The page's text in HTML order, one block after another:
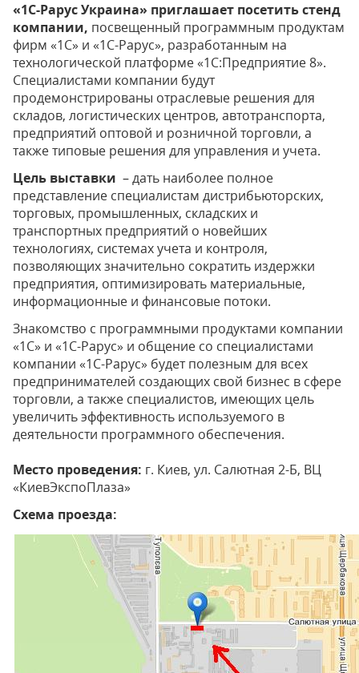
«1С-Рарус Украина» приглашает посетить стенд
компании, посвещенный программным продуктам
фирм «1С» и «1С-Рарус», разработанным на
технологической платформе «1С:Предприятие 8».
Специалистами компании будут
продемонстрированы отраслевые решения для
складов, логистических центров, автотранспорта,
предприятий оптовой и розничной торговли, а
также типовые решения для управления и учета.
Цель выставки – дать наиболее полное
представление специалистам дистрибьюторских,
торговых, промышленных, складских и
транспортных предприятий о новейших
технологиях, системах учета и контроля,
позволяющих значительно сократить издержки
предприятия, оптимизировать материальные,
информационные и финансовые потоки.
Знакомство с программными продуктами компании
«1С» и «1С-Рарус» и общение со специалистами
компании «1С-Рарус» будет полезным для всех
предпринимателей создающих свой бизнес в сфере
торговли, а также специалистов, имеющих цель
увеличить эффективность используемого в
деятельности программного обеспечения.
Место проведения: г. Киев, ул. Салютная 2-Б, ВЦ
«КиевЭкспоПлаза»
Схема проезда: